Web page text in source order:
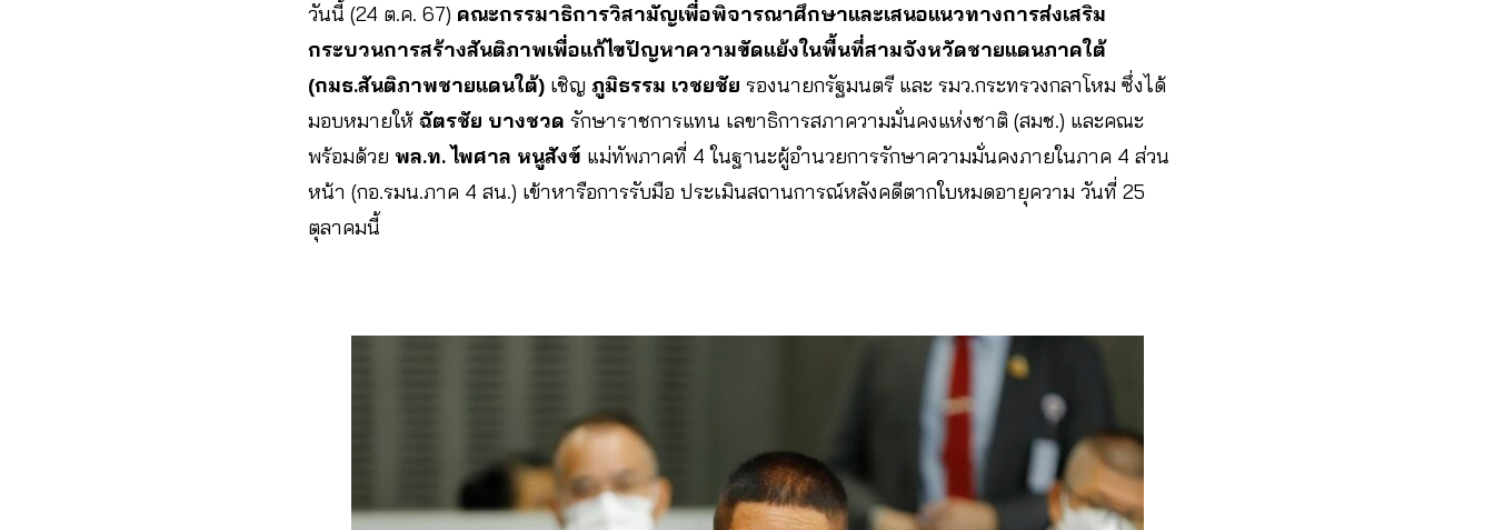
วันนี้ (24 ต.ค. 67) คณะกรรมาธิการวิสามัญเพื่อพิจารณาศึกษาและเสนอแนวทางการส่งเสริม
กระบวนการสร้างสันติภาพเพื่อแก้ไขปัญหาความขัดแย้งในพื้นที่สามจังหวัดชายแดนภาคใต้
(กมธ.สันติภาพชายแดนใต้) เชิญ ภูมิธรรม เวชยชัย รองนายกรัฐมนตรี และ รมว.กระทรวงกลาโหม ซึ่งได้
มอบหมายให้ ฉัตรชัย บางชวด รักษาราชการแทน เลขาธิการสภาความมั่นคงแห่งชาติ (สมช.) และคณะ
พร้อมด้วย พล.ท. ไพศาล หนูสังข์ แม่ทัพภาคที่ 4 ในฐานะผู้อำนวยการรักษาความมั่นคงภายในภาค 4 ส่วน
หน้า (กอ.รมน.ภาค 4 สน.) เข้าหารือการรับมือ ประเมินสถานการณ์หลังคดีตากใบหมดอายุความ วันที่ 25
ตุลาคมนี้